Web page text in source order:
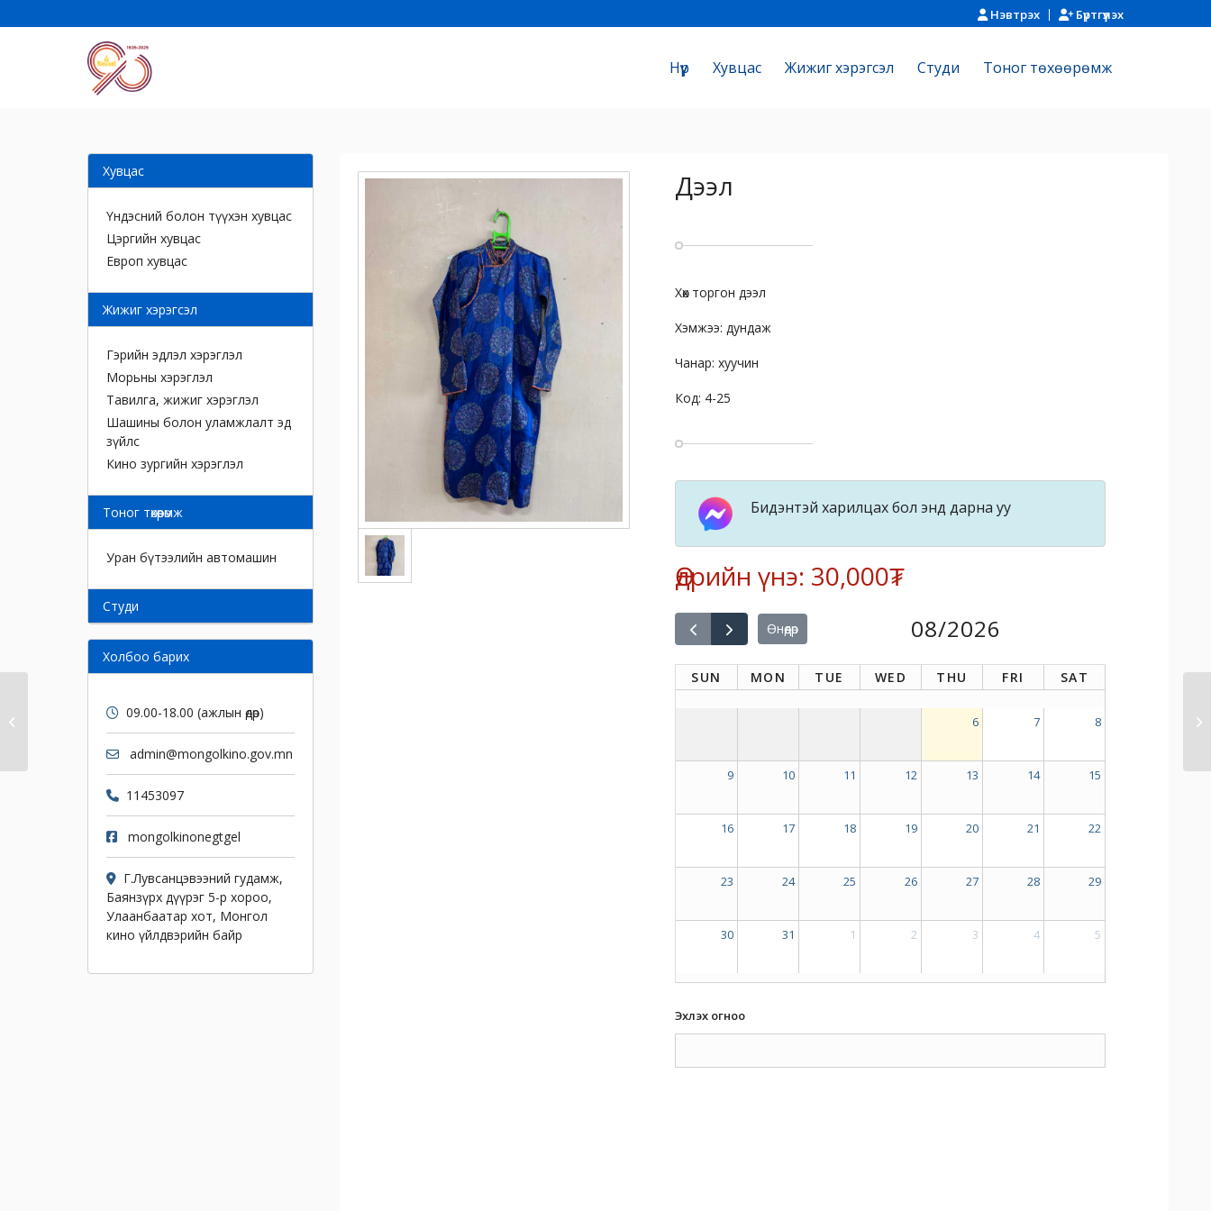
Нэвтрэх Бүртгүүлэх
Нүүр Хувцас Жижиг хэрэгсэл Cтуди Тоног төхөөрөмж
Дээл
Хөх торгон дээл
Хэмжээ: дундаж
Чанар: хуучин
Код: 4-25
Бидэнтэй харилцах бол энд дарна уу
Өдрийн үнэ: 30,000₮
Өнөөдөр 08/2026
SUN MON TUE WED THU FRI SAT
6 7 8
9 10 11 12 13 14 15
16 17 18 19 20 21 22
23 24 25 26 27 28 29
30 31 1 2 3 4 5
Эхлэх огноо
Хувцас
Үндэсний болон түүхэн хувцас
Цэргийн хувцас
Европ хувцас
Жижиг хэрэгсэл
Гэрийн эдлэл хэрэглэл
Морьны хэрэглэл
Тавилга, жижиг хэрэглэл
Шашины болон уламжлалт эд
зүйлс
Кино зургийн хэрэглэл
Тоног төхөөрөмж
Уран бүтээлийн автомашин
Cтуди
Холбоо барих
09.00-18.00 (ажлын өдөр)
admin@mongolkino.gov.mn
11453097
mongolkinonegtgel
Г.Лувсанцэвээний гудамж,
Баянзүрх дүүрэг 5-р хороо,
Улаанбаатар хот, Монгол
кино үйлдвэрийн байр